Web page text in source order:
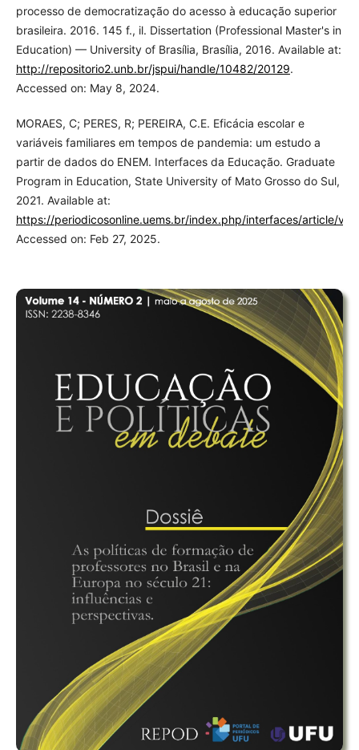
processo de democratização do acesso à educação superior
brasileira. 2016. 145 f., il. Dissertation (Professional Master's in
Education) — University of Brasília, Brasília, 2016. Available at:
http://repositorio2.unb.br/jspui/handle/10482/20129.
Accessed on: May 8, 2024.
MORAES, C; PERES, R; PEREIRA, C.E. Eficácia escolar e
variáveis familiares em tempos de pandemia: um estudo a
partir de dados do ENEM. Interfaces da Educação. Graduate
Program in Education, State University of Mato Grosso do Sul,
2021. Available at:
https://periodicosonline.uems.br/index.php/interfaces/article/
Accessed on: Feb 27, 2025.